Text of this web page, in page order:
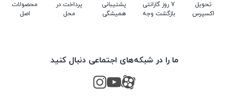
تحویل
اکسپرس
7 روز گارانتی
بازگشت وجه
پشتیبانی
همیشگی
پرداخت در
محل
محصولات
اصل
ما را در شبکه‌های اجتماعی دنبال کنید